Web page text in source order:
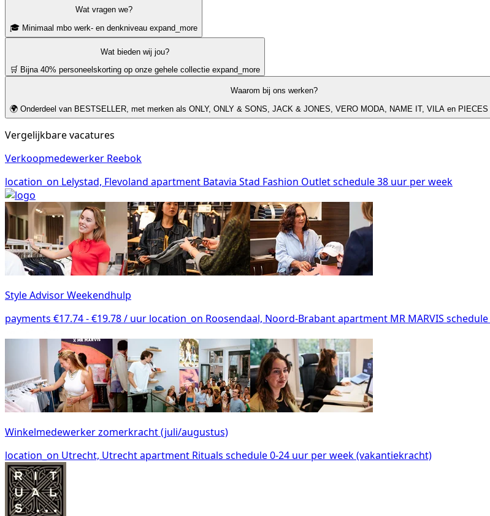
Wat vragen we?
🎓 Minimaal mbo werk- en denkniveau expand_more
Wat bieden wij jou?
🛒 Bijna 40% personeelskorting op onze gehele collectie expand_more
Waarom bij ons werken?
🌍 Onderdeel van BESTSELLER, met merken als ONLY, ONLY & SONS, JACK & JONES, VERO MODA, NAME IT, VILA en PIECES
Vergelijkbare vacatures
Verkoopmedewerker Reebok
location_on Lelystad, Flevoland apartment Batavia Stad Fashion Outletschedule38 uur per week
Style Advisor Weekendhulp
payments €17.74 - €19.78 / uur location_on Roosendaal, Noord-Brabantapartment MR MARVIS schedule
Winkelmedewerker zomerkracht (juli/augustus)
location_on Utrecht, Utrechtapartment Rituals schedule0-24 uur per week (vakantiekracht)